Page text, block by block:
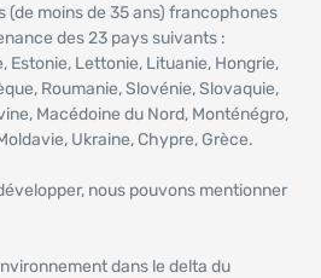
(de moins de 35 ans) francophones
des 23 pays suivants :
Estonie, Lettonie, Lituanie, Hongrie,
Roumanie, Slovénie, Slovaquie,
Macédoine du Nord, Monténégro,
Ukraine, Chypre, Grèce.
nous pouvons mentionner
dans le delta du